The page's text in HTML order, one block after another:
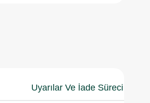
Uyarılar Ve İade Süreci